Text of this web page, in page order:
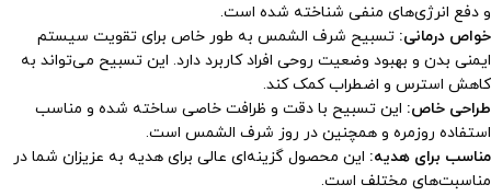
و دفع انرژی‌های منفی شناخته شده است.
خواص درمانی: تسبیح شرف الشمس به طور خاص برای تقویت سیستم
ایمنی بدن و بهبود وضعیت روحی افراد کاربرد دارد. این تسبیح می‌تواند به
کاهش استرس و اضطراب کمک کند.
طراحی خاص: این تسبیح با دقت و ظرافت خاصی ساخته شده و مناسب
استفاده روزمره و همچنین در روز شرف الشمس است.
مناسب برای هدیه: این محصول گزینه‌ای عالی برای هدیه به عزیزان شما در
مناسبت‌های مختلف است.